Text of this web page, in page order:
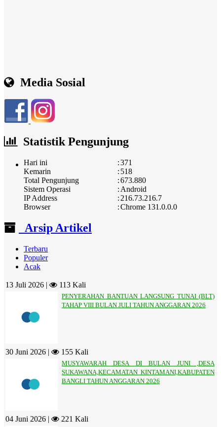
Media Sosial
Statistik Pengunjung
Hari ini :371
Kemarin
: 518
Total Pengunjung
:673.880
Sistem Operasi
: Android
IP Address
: 216.73.216.7
Browser
:Chrome 131.0.0.0
Arsip Artikel
Terbaru
Populer
Acak
13 Juli 2026 | 113 Kali
PENYERAHAN BANTUAN LANGSUNG TUNAI (BLT)
TAHAP VIII BULAN JULI TAHUN ANGGARAN 2026
30 Juni 2026 | 155 Kali
MUSYAWARAH DESA DI BULAN JUNI ,DESA
SUKAWANA,KECAMATAN KINTAMANI,KABUPATEN
BANGLI TAHUN ANGGARAN 2026
04 Juni 2026 | 221 Kali